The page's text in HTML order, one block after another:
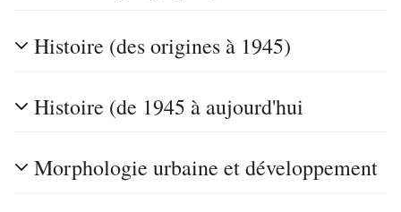
Histoire (des origines à 1945)
Histoire (de 1945 à aujourd'hui
Morphologie urbaine et développement